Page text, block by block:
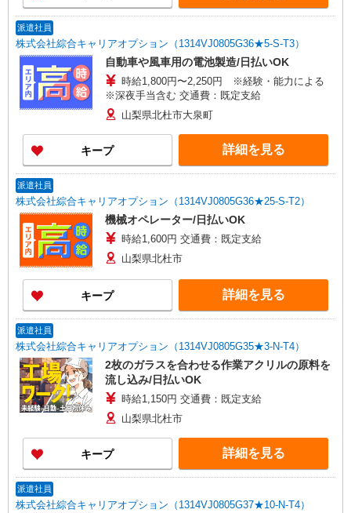
派遣社員
株式会社綜合キャリアオプション（1314VJ0805G36★5-S-T3）
自動車や風車用の電池製造/日払いOK
時給1,800円〜2,250円 ※経験・能力による
※深夜手当含む 交通費：既定支給
山梨県北杜市大泉町
キープ 詳細を見る
派遣社員
株式会社綜合キャリアオプション（1314VJ0805G36★25-S-T2）
機械オペレーター/日払いOK
時給1,600円 交通費：既定支給
山梨県北杜市
キープ 詳細を見る
派遣社員
株式会社綜合キャリアオプション（1314VJ0805G35★3-N-T4）
2枚のガラスを合わせる作業アクリルの原料を
流し込み/日払いOK
時給1,150円 交通費：既定支給
山梨県北杜市
キープ 詳細を見る
派遣社員
株式会社綜合キャリアオプション（1314VJ0805G37★10-N-T4）